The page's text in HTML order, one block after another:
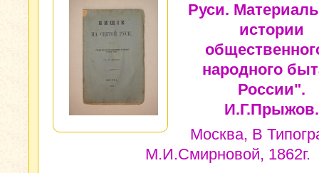
Руси.
истории
народного
России".
И.Г.Прыжов.
Москва, В
М.И.Смирновой, 1862г.